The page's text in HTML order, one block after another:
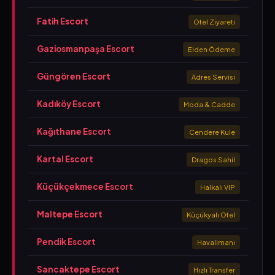
Fatih Escort Otel Ziyareti
Gaziosmanpaşa Escort Elden Ödeme
Güngören Escort Adres Servisi
Kadıköy Escort Moda & Cadde
Kağıthane Escort Cendere Kule
Kartal Escort Dragos Sahil
Küçükçekmece Escort Halkalı VIP
Maltepe Escort Küçükyalı Otel
Pendik Escort Havalimanı
Sancaktepe Escort Hızlı Transfer